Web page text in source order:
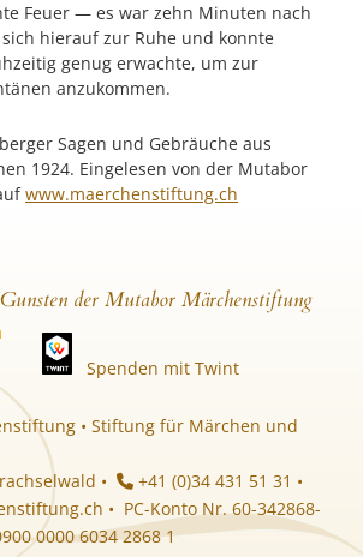
Feuer — es war zehn Minuten nach
hierauf zur Ruhe und konnte
genug erwachte, um zur
anzukommen.
Sagen und Gebräuche aus
1924. Eingelesen von der Mutabor
www.maerchenstiftung.ch
der Mutabor Märchenstiftung
Spenden mit Twint
• Stiftung für Märchen und
•
+41 (0)34 431 51 31 •
• PC-Konto Nr. 60-342868-
0000 6034 2868 1